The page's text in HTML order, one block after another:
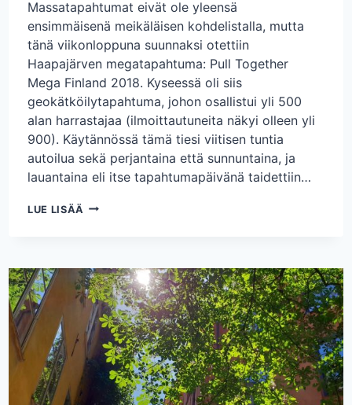
Massatapahtumat eivät ole yleensä
ensimmäisenä meikäläisen kohdelistalla, mutta
tänä viikonloppuna suunnaksi otettiin
Haapajärven megatapahtuma: Pull Together
Mega Finland 2018. Kyseessä oli siis
geokätköilytapahtuma, johon osallistui yli 500
alan harrastajaa (ilmoittautuneita näkyi olleen yli
900). Käytännössä tämä tiesi viitisen tuntia
autoilua sekä perjantaina että sunnuntaina, ja
lauantaina eli itse tapahtumapäivänä taidettiin…
LUE LISÄÄ EKAA